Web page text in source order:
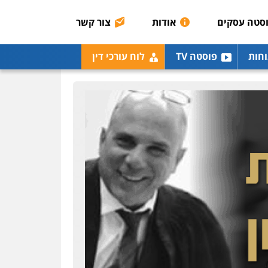
עסקים אודות צור קשר
פוסטה TV לוח עורכי דין
מנשה, אלמוג – עורכי דין
פלילי עבירות תנועה
צווארון לבן תעבורה עורכי
דין לענייני אסירים מעצרים
0546470989
עו"ד אבי כהן
פלילי פשיעה חמורה
קטינים אלימות סמים
עבירות מין
0523647066
ויקי שמואל – משרד עו"ד
משפט פלילי
0528959600